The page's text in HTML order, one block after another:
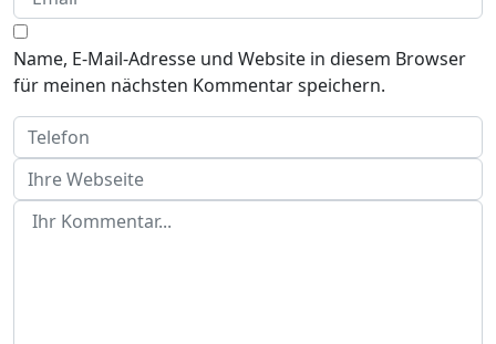
Name, E-Mail-Adresse und Website in diesem Browser
für meinen nächsten Kommentar speichern.